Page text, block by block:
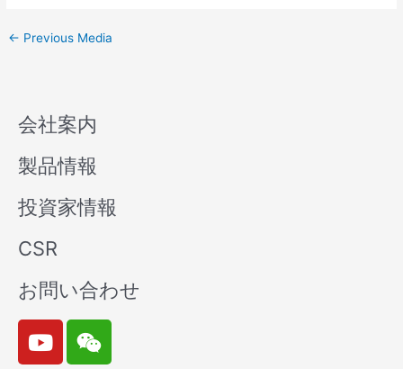
← Previous Media
会社案内
製品情報
投資家情報
CSR
お問い合わせ
Y
o
W
e